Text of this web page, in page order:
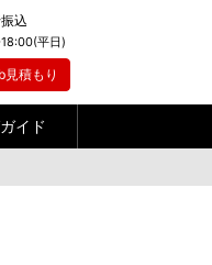
込
平日)
見積もり
イド